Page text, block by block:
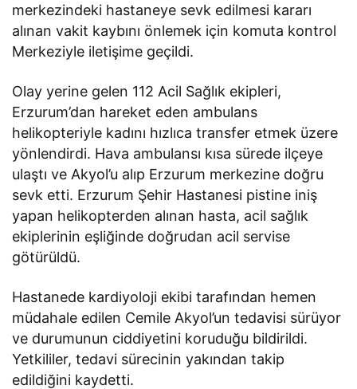
merkezindeki hastaneye sevk edilmesi kararı
alınan vakit kaybını önlemek için komuta kontrol
Merkeziyle iletişime geçildi.
Olay yerine gelen 112 Acil Sağlık ekipleri,
Erzurum’dan hareket eden ambulans
helikopteriyle kadını hızlıca transfer etmek üzere
yönlendirdi. Hava ambulansı kısa sürede ilçeye
ulaştı ve Akyol’u alıp Erzurum merkezine doğru
sevk etti. Erzurum Şehir Hastanesi pistine iniş
yapan helikopterden alınan hasta, acil sağlık
ekiplerinin eşliğinde doğrudan acil servise
götürüldü.
Hastanede kardiyoloji ekibi tarafından hemen
müdahale edilen Cemile Akyol’un tedavisi sürüyor
ve durumunun ciddiyetini koruduğu bildirildi.
Yetkililer, tedavi sürecinin yakından takip
edildiğini kaydetti.